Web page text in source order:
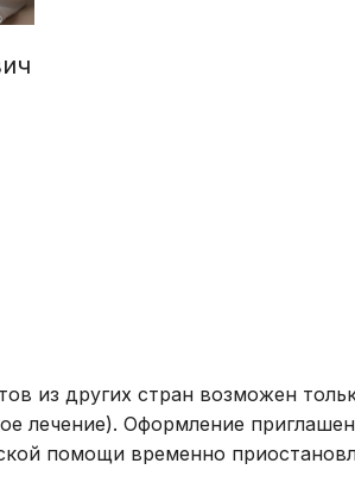
из других стран возможен
лечение). Оформление
помощи временно